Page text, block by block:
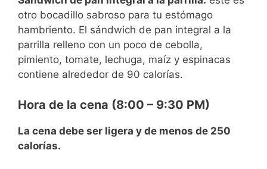
otro bocadillo sabroso para tu estómago
hambriento. El sándwich de pan integral a la
parrilla relleno con un poco de cebolla,
pimiento, tomate, lechuga, maíz y espinacas
contiene alrededor de 90 calorías.
Hora de la cena (8:00 – 9:30 PM)
La cena debe ser ligera y de menos de 250
calorías.